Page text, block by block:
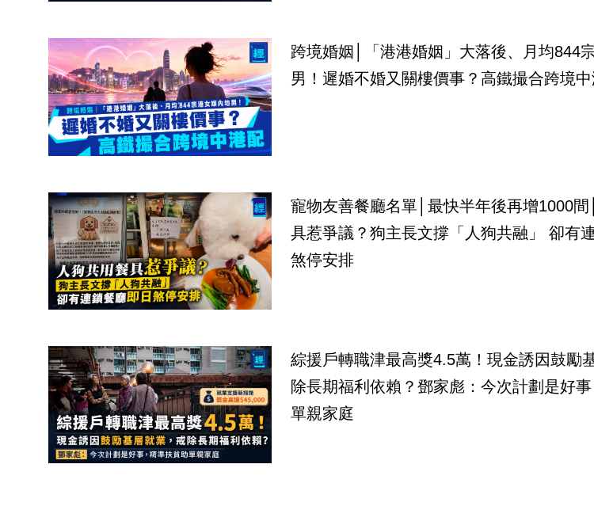
跨境婚姻│「港港婚姻」大落後、月均844
男！遲婚不婚又關樓價事？高鐵撮合跨境
寵物友善餐廳名單│最快半年後再增1000
具惹爭議？狗主長文撐「人狗共融」 卻有
煞停安排
綜援戶轉職津最高獎4.5萬！現金誘因鼓勵
除長期福利依賴？鄧家彪：今次計劃是好
單親家庭